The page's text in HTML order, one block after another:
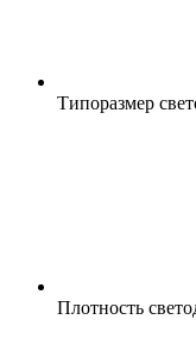
Типоразмер
Плотность